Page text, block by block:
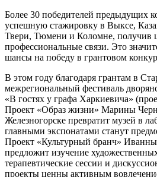
Более 30 победителей предыдущих
успешную стажировку в Выксе,
Твери, Тюмени и Коломне, получив
профессиональные связи. Это
шансы на победу в грантовом
В этом году благодаря грантам в
межрегиональный фестиваль
«В гостях у графа Харкиевича»
Проект «Образ жизни» Марины
Железногорске превратит музей в
главными экспонатами станут
Проект «Культурный бранч»
предложит изучение
терапевтические сессии и
проекты ценны активным